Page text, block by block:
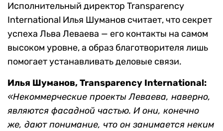
Исполнительный директор Transparency
International Илья Шуманов считает, что секрет
успеха Льва Леваева — его контакты на самом
высоком уровне, а образ благотворителя лишь
помогает устанавливать деловые связи.
Илья Шуманов, Transparency International:
«Некоммерческие проекты Леваева, наверно,
являются фасадной частью. И они, конечно
же, дают понимание, что он занимается неким